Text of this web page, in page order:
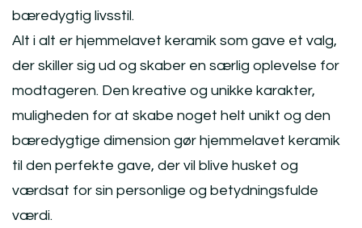
bæredygtig livsstil.
Alt i alt er hjemmelavet keramik som gave et valg,
der skiller sig ud og skaber en særlig oplevelse for
modtageren. Den kreative og unikke karakter,
muligheden for at skabe noget helt unikt og den
bæredygtige dimension gør hjemmelavet keramik
til den perfekte gave, der vil blive husket og
værdsat for sin personlige og betydningsfulde
værdi.